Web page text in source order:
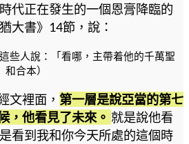
代正在發生的一個恩膏降臨的
大書》14節，說：
些人說：「看哪，主帶着他的千萬聖
合本）
文裡面， 第一層是說亞當的第七
，他看見了未來。 就是說他看
看到我和你今天所處的這個時